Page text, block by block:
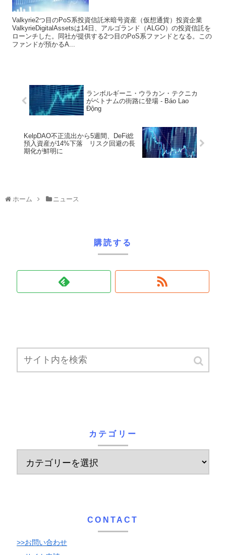
Valkyrie2つ目のPoS系投資信託米暗号資産（仮想通貨）投資企業
ValkyrieDigitalAssetsは14日、アルゴランド（ALGO）の投資信託を
ローンチした。同社が提供する2つ目のPoS系ファンドとなる。この
ファンドが預かるA...
ランボルギーニ・ウラカン・テクニカ
がベトナムの街路に登場 - Báo Lao
Động
KelpDAO不正流出から5週間、DeFi総
預入資産が14%下落 リスク回避の長
期化が鮮明に
ホーム ニュース
購読する
カテゴリー
CONTACT
>>お問い合わせ